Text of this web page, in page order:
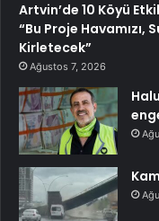
Artvin’de 10 Köyü
“Bu Proje Havamızı,
Kirletecek”
Ağustos 7, 2026